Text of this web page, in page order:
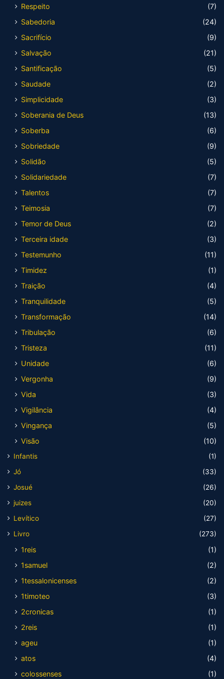
Respeito
(7)
Sabedoria
(24)
Sacrifício
(9)
Salvação
(21)
Santificação
(5)
Saudade
(2)
Simplicidade
(3)
Soberania de Deus
(13)
Soberba
(6)
Sobriedade
(9)
Solidão
(5)
Solidariedade
(7)
Talentos
(7)
Teimosia
(7)
Temor de Deus
(2)
Terceira idade
(3)
Testemunho
(11)
Timidez
(1)
Traição
(4)
Tranquilidade
(5)
Transformação
(14)
Tribulação
(6)
Tristeza
(11)
Unidade
(6)
Vergonha
(9)
Vida
(3)
Vigilância
(4)
Vingança
(5)
Visão
(10)
Infantis
(1)
Jó
(33)
Josué
(26)
juizes
(20)
Levítico
(27)
Livro
(273)
1reis
(1)
1samuel
(2)
1tessalonicenses
(2)
1timoteo
(3)
2cronicas
(1)
2reis
(1)
ageu
(1)
atos
(4)
colossenses
(1)